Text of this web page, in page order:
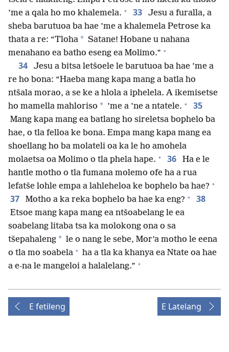
’me a qala ho mo khalemela. + 33
Jesu a furalla, a
sheba barutuoa ba hae ’me a khalemela Petrose ka
thata a re: “Tloha * Satane! Hobane u nahana
menahano ea batho eseng ea Molimo.” +
34
Jesu a bitsa letšoele le barutuoa ba hae ’me a
re ho bona: “Haeba mang kapa mang a batla ho
ntšala morao, a se ke a hlola a iphelela. A ikemisetse
ho mamella mahloriso * ’me a ’ne a ntatele. + 35
Mang kapa mang ea batlang ho sireletsa bophelo ba
hae, o tla felloa ke bona. Empa mang kapa mang ea
shoellang ho ba molateli oa ka le ho amohela
molaetsa oa Molimo o tla phela hape. + 36
Ha e le
hantle motho o tla fumana molemo ofe ha a rua
lefatše lohle empa a lahleheloa ke bophelo ba hae? +
37 Motho a ka reka bophelo ba hae ka eng? + 38
Etsoe mang kapa mang ea ntšoabelang le ea
soabelang litaba tsa ka molokong ona o sa
tšepahaleng * le o nang le sebe, Mor’a motho le eena
o tla mo soabela + ha a tla ka khanya ea Ntate oa hae
a e-na le mangeloi a halalelang.” +
E fetileng E Latelang